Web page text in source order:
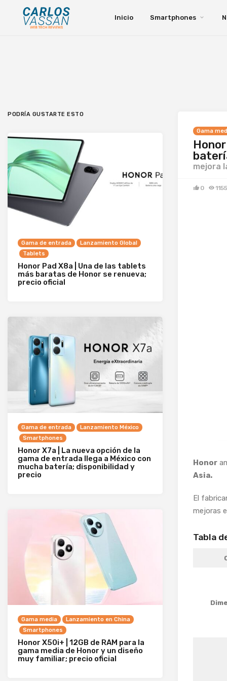
Inicio Smartphones
Gama
mejora
0 1155
Honor
Asia.
El
mejoras
Tabla
PODRÍA GUSTARTE ESTO
Gama de entrada
Lanzamiento Global
Tablets
Honor Pad X8a | Una de las tablets
más baratas de Honor se renueva;
precio oficial
Gama de entrada
Lanzamiento México
Smartphones
Honor X7a | La nueva opción de la
gama de entrada llega a México con
mucha batería; disponibilidad y
precio
Gama media
Lanzamiento en China
Smartphones
Honor X50i+ | 12GB de RAM para la
gama media de Honor y un diseño
muy familiar; precio oficial